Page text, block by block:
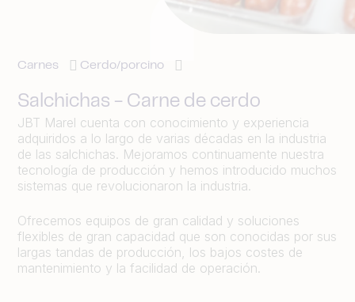
Carnes Cerdo/porcino
Salchichas - Carne de cerdo
JBT Marel cuenta con conocimiento y experiencia
adquiridos a lo largo de varias décadas en la industria
de las salchichas. Mejoramos continuamente nuestra
tecnología de producción y hemos introducido muchos
sistemas que revolucionaron la industria.
Ofrecemos equipos de gran calidad y soluciones
flexibles de gran capacidad que son conocidas por sus
largas tandas de producción, los bajos costes de
mantenimiento y la facilidad de operación.